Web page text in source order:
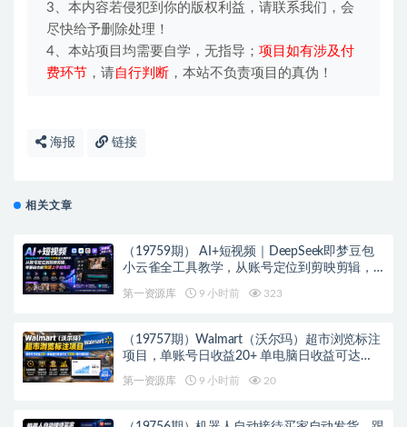
3、本内容若侵犯到你的版权利益，请联系我们，会
尽快给予删除处理！
4、本站项目均需要自学，无指导； 项目如有涉及付
费环节 ，请自行判断 ，本站不负责项目的真伪！
海报 链接
相关文章
（19759期） AI+短视频｜DeepSeek即梦豆包
小云雀全工具教学，从账号定位到剪映剪辑，
第一资源库 9 小时前 323
（19757期）Walmart（沃尔玛）超市浏览标注
项目，单账号日收益20+ 单电脑日收益可达
第一资源库 9 小时前 20